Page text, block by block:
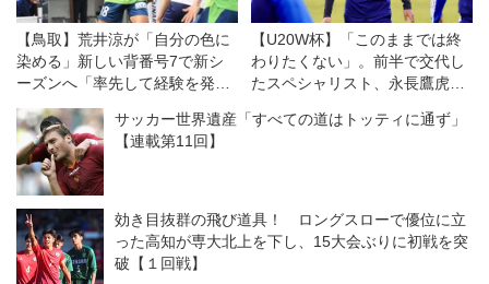
【鳥取】荒井涼が「自分の色に
染める」新しい背番号7で新シ
ーズンへ「率先して経験を発揮
したい」
【U20W杯】「このままでは終
わりたくない」。前半で交代し
たスペシャリスト、永長鷹虎が
サッカー世界遺産「すべての道はトッティに通ず」
【連載第11回】
効き目抜群の飛び道具！ ロングスローで優位に立
った高知が専大北上を下し、15大会ぶりに初戦を突
破【１回戦】